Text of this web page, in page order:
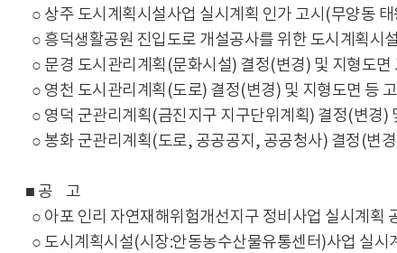
○ 상주 도시계획시설사업 실시계획 인가 고시(무양동
○ 흥덕생활공원 진입도로 개설공사를 위한 도시계획
○ 문경 도시관리계획(문화시설) 결정(변경) 및 지형도
○ 영천 도시관리계획(도로) 결정(변경) 및 지형도면 등
○ 영덕 군관리계획(금진지구 지구단위계획) 결정(변경
○ 봉화 군관리계획(도로, 공공공지, 공공청사) 결정(변
■ 공 고
○ 아포 인리 자연재해위험개선지구 정비사업 실시계획
○ 도시계획시설(시장:안동농수산물유통센터)사업 실